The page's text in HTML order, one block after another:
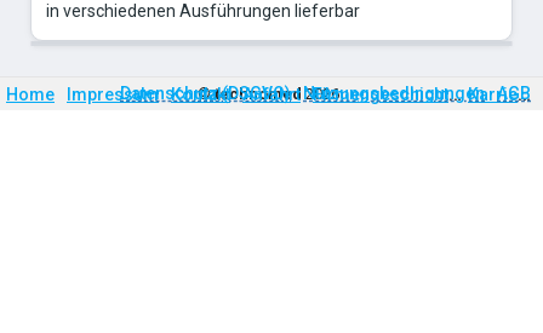
in verschiedenen Ausführungen lieferbar
Home Impressum Kontakt Anfahrt Firmengeschichte Karriere
©technomed 2026
Datenschutz (DSGVO) Nutzungsbedingungen AGB